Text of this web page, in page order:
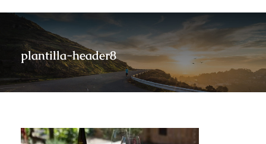
plantilla-header8